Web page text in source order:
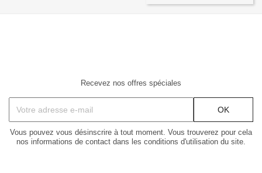
Recevez nos offres spéciales
Vous pouvez vous désinscrire à tout moment. Vous trouverez pour cela
nos informations de contact dans les conditions d'utilisation du site.